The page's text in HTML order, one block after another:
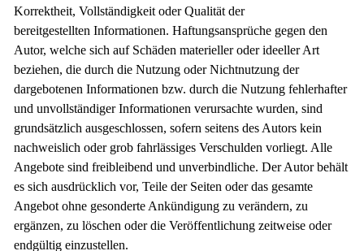
Korrektheit, Vollständigkeit oder Qualität der
bereitgestellten Informationen. Haftungsansprüche gegen den
Autor, welche sich auf Schäden materieller oder ideeller Art
beziehen, die durch die Nutzung oder Nichtnutzung der
dargebotenen Informationen bzw. durch die Nutzung fehlerhafter
und unvollständiger Informationen verursachte wurden, sind
grundsätzlich ausgeschlossen, sofern seitens des Autors kein
nachweislich oder grob fahrlässiges Verschulden vorliegt. Alle
Angebote sind freibleibend und unverbindliche. Der Autor behält
es sich ausdrücklich vor, Teile der Seiten oder das gesamte
Angebot ohne gesonderte Ankündigung zu verändern, zu
ergänzen, zu löschen oder die Veröffentlichung zeitweise oder
endgültig einzustellen.